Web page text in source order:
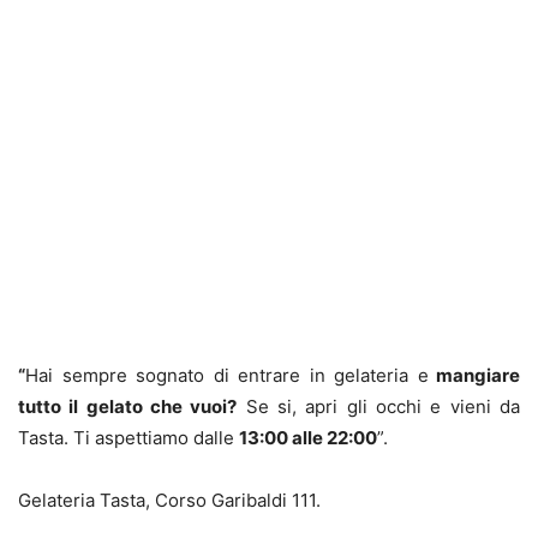
“Hai sempre sognato di entrare in gelateria e mangiare
tutto il gelato che vuoi? Se si, apri gli occhi e vieni da
Tasta. Ti aspettiamo dalle 13:00 alle 22:00”.
Gelateria Tasta, Corso Garibaldi 111.